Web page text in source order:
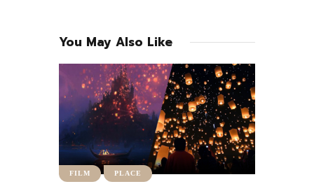
You May Also Like
FILM PLACE